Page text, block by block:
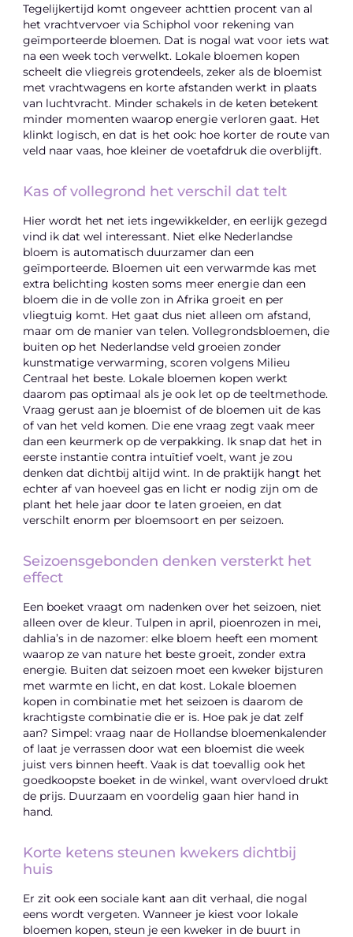
Tegelijkertijd komt ongeveer achttien procent van al
het vrachtvervoer via Schiphol voor rekening van
geïmporteerde bloemen. Dat is nogal wat voor iets wat
na een week toch verwelkt. Lokale bloemen kopen
scheelt die vliegreis grotendeels, zeker als de bloemist
met vrachtwagens en korte afstanden werkt in plaats
van luchtvracht. Minder schakels in de keten betekent
minder momenten waarop energie verloren gaat. Het
klinkt logisch, en dat is het ook: hoe korter de route van
veld naar vaas, hoe kleiner de voetafdruk die overblijft.
Kas of vollegrond het verschil dat telt
Hier wordt het net iets ingewikkelder, en eerlijk gezegd
vind ik dat wel interessant. Niet elke Nederlandse
bloem is automatisch duurzamer dan een
geïmporteerde. Bloemen uit een verwarmde kas met
extra belichting kosten soms meer energie dan een
bloem die in de volle zon in Afrika groeit en per
vliegtuig komt. Het gaat dus niet alleen om afstand,
maar om de manier van telen. Vollegrondsbloemen, die
buiten op het Nederlandse veld groeien zonder
kunstmatige verwarming, scoren volgens Milieu
Centraal het beste. Lokale bloemen kopen werkt
daarom pas optimaal als je ook let op de teeltmethode.
Vraag gerust aan je bloemist of de bloemen uit de kas
of van het veld komen. Die ene vraag zegt vaak meer
dan een keurmerk op de verpakking. Ik snap dat het in
eerste instantie contra intuïtief voelt, want je zou
denken dat dichtbij altijd wint. In de praktijk hangt het
echter af van hoeveel gas en licht er nodig zijn om de
plant het hele jaar door te laten groeien, en dat
verschilt enorm per bloemsoort en per seizoen.
Seizoensgebonden denken versterkt het
effect
Een boeket vraagt om nadenken over het seizoen, niet
alleen over de kleur. Tulpen in april, pioenrozen in mei,
dahlia’s in de nazomer: elke bloem heeft een moment
waarop ze van nature het beste groeit, zonder extra
energie. Buiten dat seizoen moet een kweker bijsturen
met warmte en licht, en dat kost. Lokale bloemen
kopen in combinatie met het seizoen is daarom de
krachtigste combinatie die er is. Hoe pak je dat zelf
aan? Simpel: vraag naar de Hollandse bloemenkalender
of laat je verrassen door wat een bloemist die week
juist vers binnen heeft. Vaak is dat toevallig ook het
goedkoopste boeket in de winkel, want overvloed drukt
de prijs. Duurzaam en voordelig gaan hier hand in
hand.
Korte ketens steunen kwekers dichtbij
huis
Er zit ook een sociale kant aan dit verhaal, die nogal
eens wordt vergeten. Wanneer je kiest voor lokale
bloemen kopen, steun je een kweker in de buurt in